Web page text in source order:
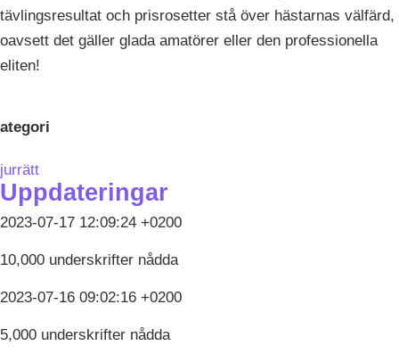
tävlingsresultat och prisrosetter stå över hästarnas välfärd,
oavsett det gäller glada amatörer eller den professionella
eliten!
Uppdateringar
2023-07-17 12:09:24 +0200
10,000 underskrifter nådda
2023-07-16 09:02:16 +0200
5,000 underskrifter nådda